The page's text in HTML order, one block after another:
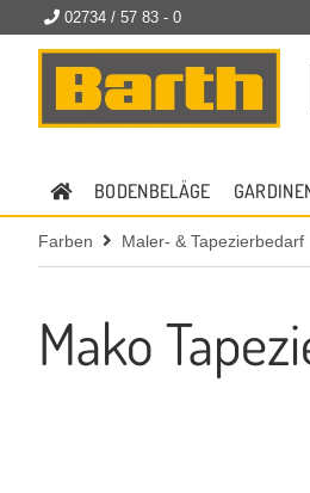
02734 / 57 83 - 0
BODENBELÄGE
Farben Maler- & Tapezierbedarf
Mako